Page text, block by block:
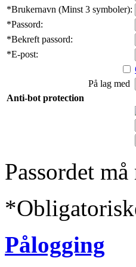
*Brukernavn (Minst 3 symboler):
*Passord:
*Bekreft passord:
*E-post:
På lag med
Anti-bot protection
Passordet
*
Pålogging